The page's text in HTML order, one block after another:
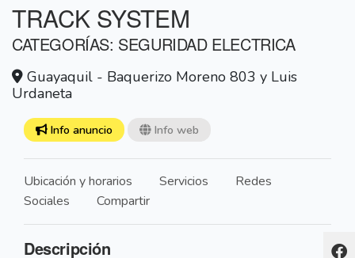
TRACK SYSTEM
CATEGORÍAS: SEGURIDAD ELECTRICA
Guayaquil - Baquerizo Moreno 803 y Luis
Urdaneta
Info anuncio Info web
Ubicación y horarios Servicios
Redes
Sociales
Compartir
Descripción